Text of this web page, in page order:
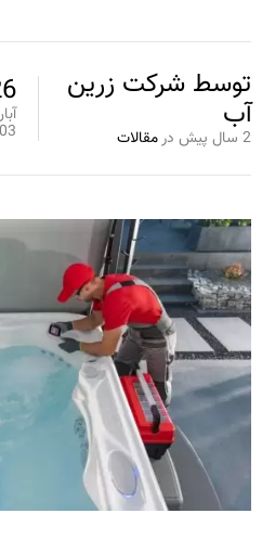
توسط شرکت زرین
آب
2 سال پیش درمقالات